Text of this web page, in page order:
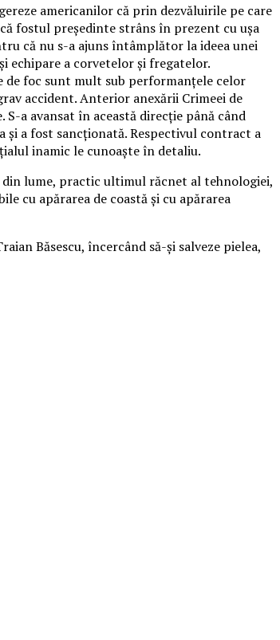
americanilor că prin dezvăluirile pe care
fostul președinte strâns în prezent cu ușa
că nu s-a ajuns întâmplător la ideea unei
echipare a corvetelor și fregatelor.
de foc sunt mult sub performanțele celor
accident. Anterior anexării Crimeei de
a avansat în această direcție până când
și a fost sancționată. Respectivul contract a
inamic le cunoaște în detaliu.
din lume, practic ultimul răcnet al tehnologiei,
cu apărarea de coastă și cu apărarea
Băsescu, încercând să-și salveze pielea,